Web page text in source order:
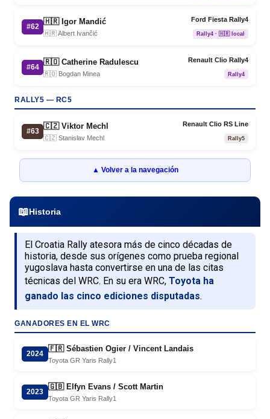
#62
🇭🇷 Igor Mandić
🇭🇷 Albert Ivančić
Ford Fiesta Rally4
Rally4 · 🇭🇷 local
#64
🇷🇴 Catherine Radulescu
🇷🇴 Bogdan Minea
Renault Clio Rally4
Rally4
RALLY5 — RC5
#63
🇨🇿 Viktor Mechl
🇨🇿 Stanislav Mechl
Renault Clio RS Line
Rally5
▲ Volver a la navegación
📖Historia
El Croatia Rally atesora más de cinco décadas de
historia, desde sus orígenes como prueba regional
yugoslava hasta convertirse en una de las citas
técnicas del WRC. En su era WRC, Toyota ha
ganado las cinco ediciones disputadas.
GANADORES EN EL WRC
2024
🇫🇷 Sébastien Ogier / Vincent Landais
Toyota GR Yaris Rally1
2023
🇬🇧 Elfyn Evans / Scott Martin
Toyota GR Yaris Rally1